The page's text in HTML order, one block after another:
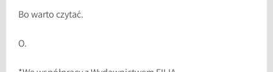
Bo warto czytać.
O.